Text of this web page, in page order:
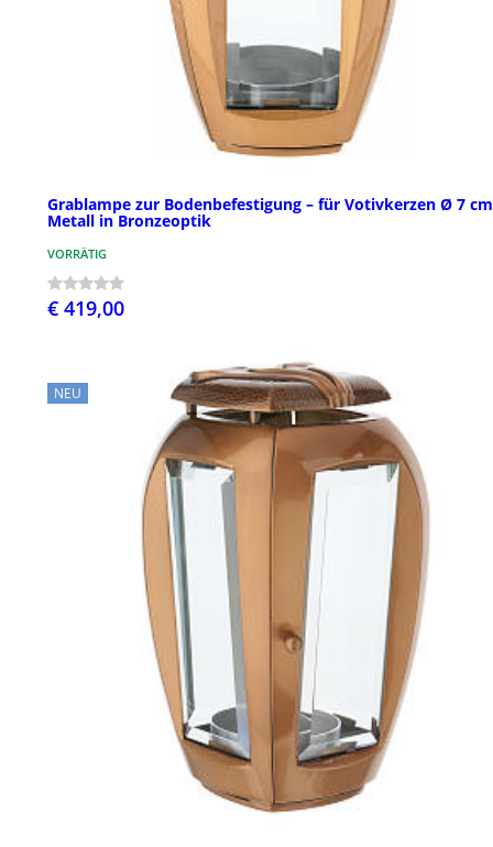
Grablampe zur Bodenbefestigung – für Votivkerzen Ø 7
Metall in Bronzeoptik
VORRÄTIG
€ 419,00
NEU